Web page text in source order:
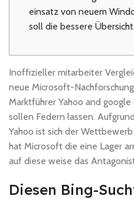
einsatz von neuem
soll die bessere
Inoffizieller mitarbeiter
neue Microsoft-
Marktführer Yahoo and
sollen Federn lassen.
Yahoo ist sich der
hat Microsoft die eine Lager
auf diese weise das
Diesen Bing-